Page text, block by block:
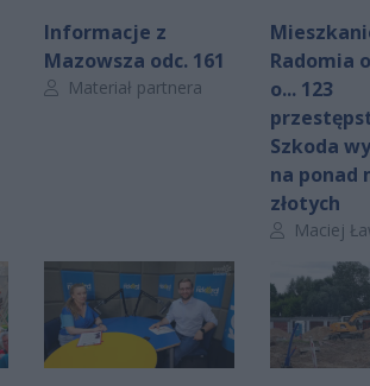
Informacje z
Mazowsza odc. 161
Autor artykułu:
Materiał partnera
Radomia
o... 123
Szkoda
na ponad
złotych
AutorMaciej